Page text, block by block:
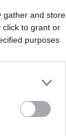
gather and store
click to grant or
purposes